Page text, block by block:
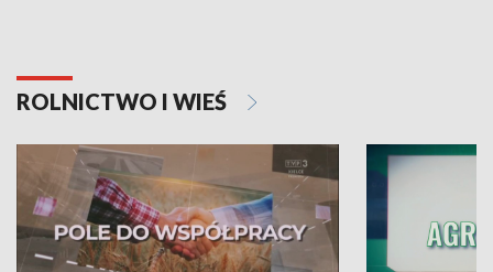
ROLNICTWO I WIEŚ